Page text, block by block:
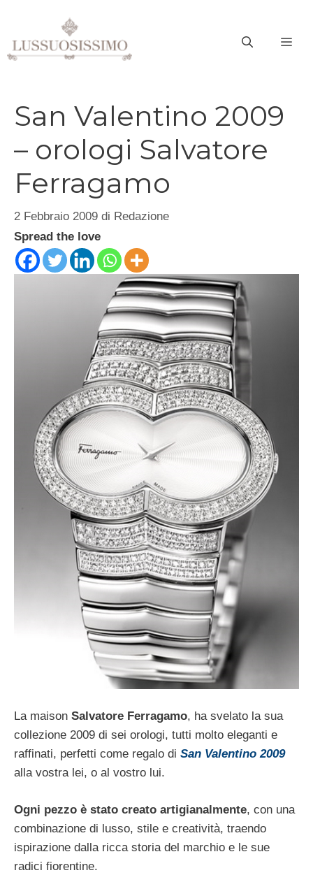
contenuto
San Valentino 2009
– orologi Salvatore
Ferragamo
2 Febbraio 2009 di Redazione
Spread the love
La maison Salvatore Ferragamo, ha svelato la sua
collezione 2009 di sei orologi, tutti molto eleganti e
raffinati, perfetti come regalo di San Valentino 2009
alla vostra lei, o al vostro lui.
Ogni pezzo è stato creato artigianalmente, con una
combinazione di lusso, stile e creatività, traendo
ispirazione dalla ricca storia del marchio e le sue
radici fiorentine.